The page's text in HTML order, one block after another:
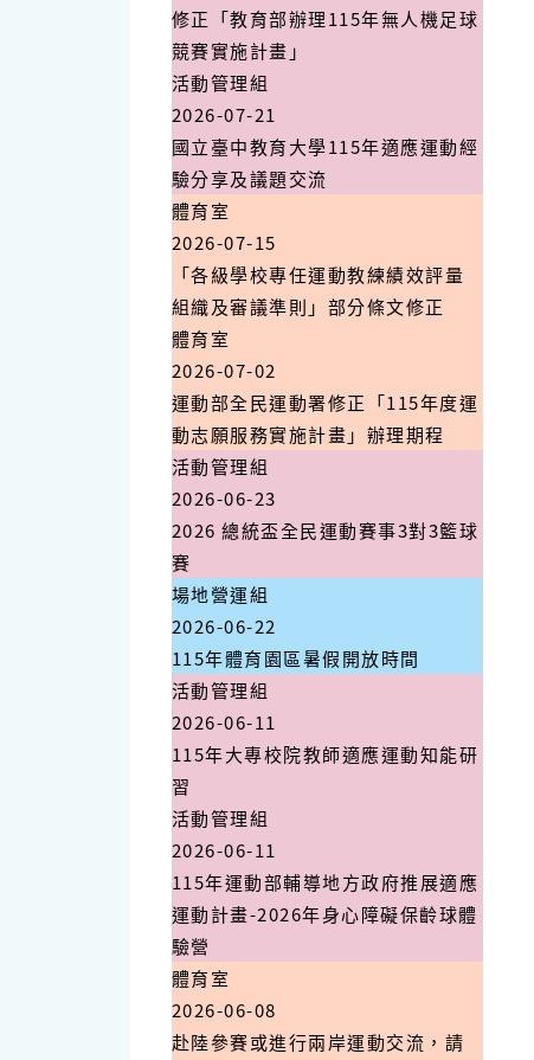
修正「教育部辦理115年無人機足球
競賽實施計畫」
活動管理組
2026-07-21
國立臺中教育大學115年適應運動經
驗分享及議題交流
體育室
2026-07-15
「各級學校專任運動教練績效評量
組織及審議準則」部分條文修正
體育室
2026-07-02
運動部全民運動署修正「115年度運
動志願服務實施計畫」辦理期程
活動管理組
2026-06-23
2026 總統盃全民運動賽事3對3籃球
賽
場地營運組
2026-06-22
115年體育園區暑假開放時間
活動管理組
2026-06-11
115年大專校院教師適應運動知能研
習
活動管理組
2026-06-11
115年運動部輔導地方政府推展適應
運動計畫-2026年身心障礙保齡球體
驗營
體育室
2026-06-08
赴陸參賽或進行兩岸運動交流，請